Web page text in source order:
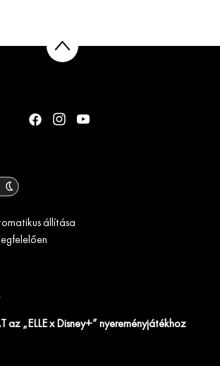
állítása
az „ELLE x Disney+” nyereményjátékhoz